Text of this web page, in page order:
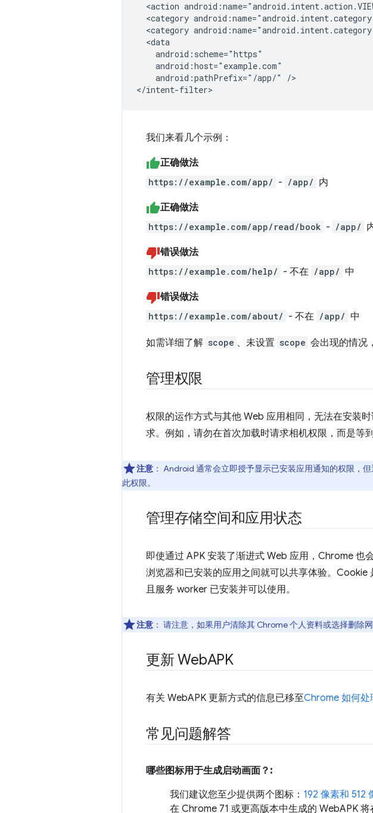
<action
<category
<category
android:pathPrefix="/app/"
/>
我们来看几个示例：
正确做法
https://example.com/app/ - /app/ 内
正确做法
https://example.com/app/read/book - /app/
错误做法
https://example.com/help/ - 不在 /app/ 中
错误做法
https://example.com/about/ - 不在 /app/ 中
如需详细了解 scope 、未设置 scope 会出现的情况
管理权限
权限的运作方式与其他 Web 应用相同，无法在安装
求。例如，请勿在首次加载时请求相机权限，而是等
注意 ： Android 通常会立即授予显示已安装应用通知的权限，
此权限。
管理存储空间和应用状态
即使通过 APK 安装了渐进式 Web 应用，Chrome 也
浏览器和已安装的应用之间就可以共享体验。
且服务 worker 已安装并可以使用。
注意 ： 请注意，如果用户清除其 Chrome 个人资料或选择删除
更新 WebAPK
有关 WebAPK 更新方式的信息已移至Chrome 如何处
常见问题解答
哪些图标用于生成启动画面？:
我们建议您至少提供两个图标： 192 像素和 512
在 Chrome 71 或更高版本中生成的 WebAPK